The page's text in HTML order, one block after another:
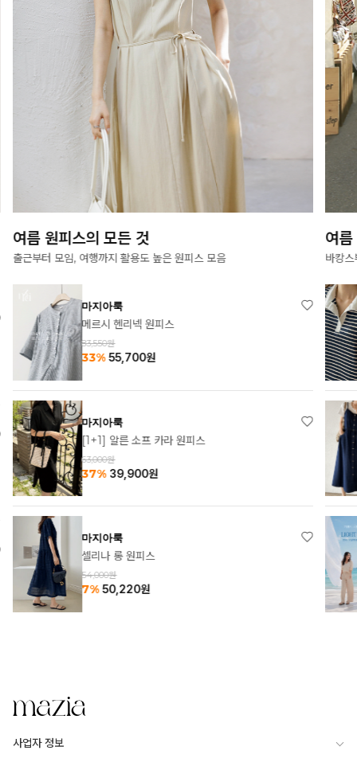
여름 원피스의 모든 것
출근부터 모임, 여행까지 활용도 높은 원피스 모음
마지아룩
메르시 헨리넥 원피스
83,550원
33% 55,700원
마지아룩
[1+1] 알른 소프 카라 원피스
63,000원
37% 39,900원
마지아룩
셀리나 롱 원피스
54,000원
7% 50,220원
여
바캉
사업자 정보